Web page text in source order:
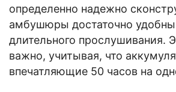
определенно надежно
амбушюры достаточно
длительного прослушивания.
важно, учитывая, что
впечатляющие 50 часов на